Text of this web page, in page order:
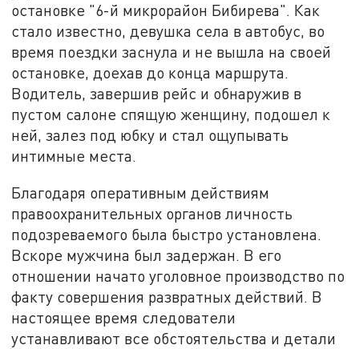
остановке "6-й микрорайон Бибирева". Как
стало известно, девушка села в автобус, во
время поездки заснула и не вышла на своей
остановке, доехав до конца маршрута.
Водитель, завершив рейс и обнаружив в
пустом салоне спящую женщину, подошел к
ней, залез под юбку и стал ощупывать
интимные места.
Благодаря оперативным действиям
правоохранительных органов личность
подозреваемого была быстро установлена.
Вскоре мужчина был задержан. В его
отношении начато уголовное производство по
факту совершения развратных действий. В
настоящее время следователи
устанавливают все обстоятельства и детали